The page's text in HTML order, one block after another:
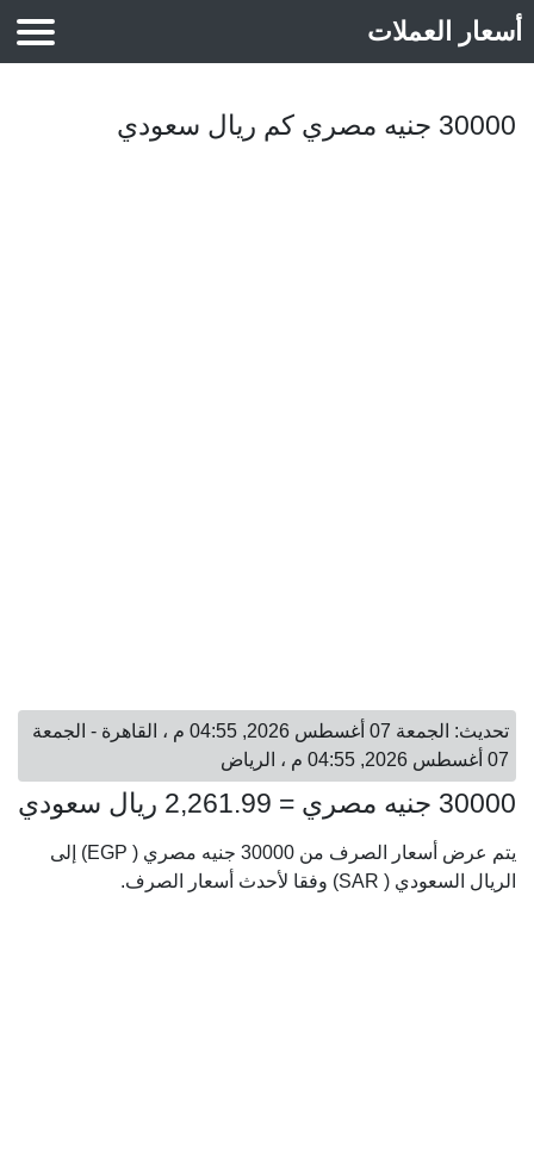
أسعار العملات
30000 جنيه مصري كم ريال سعودي
تحديث: الجمعة 07 أغسطس 2026, 04:55 م ، القاهرة - الجمعة
07 أغسطس 2026, 04:55 م ، الرياض
30000 جنيه مصري = 2,261.99 ريال سعودي
يتم عرض أسعار الصرف من 30000 جنيه مصري ( EGP) إلى
الريال السعودي ( SAR) وفقا لأحدث أسعار الصرف.